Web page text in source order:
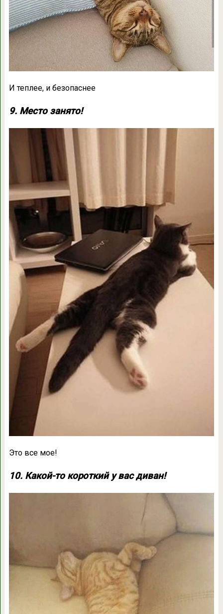
И теплее, и безопаснее
9. Место занято!
Это все мое!
10. Какой-то короткий у вас диван!